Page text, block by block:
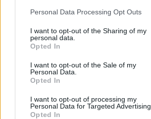
Personal Data Processing Opt Outs
I want to opt-out of the Sharing of my
personal data.
Opted In
I want to opt-out of the Sale of my
Personal Data.
Opted In
I want to opt-out of processing my
Personal Data for Targeted Advertising.
Opted In